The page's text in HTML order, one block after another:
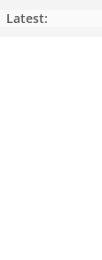
Latest: